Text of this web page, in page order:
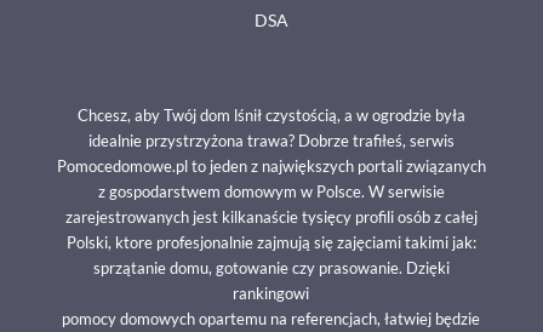
DSA
Chcesz, aby Twój dom lśnił czystością, a w ogrodzie była
idealnie przystrzyżona trawa? Dobrze trafiłeś, serwis
Pomocedomowe.pl to jeden z największych portali związanych
z gospodarstwem domowym w Polsce. W serwisie
zarejestrowanych jest kilkanaście tysięcy profili osób z całej
Polski, ktore profesjonalnie zajmują się zajęciami takimi jak:
sprzątanie domu, gotowanie czy prasowanie. Dzięki
rankingowi
pomocy domowych opartemu na referencjach, łatwiej będzie